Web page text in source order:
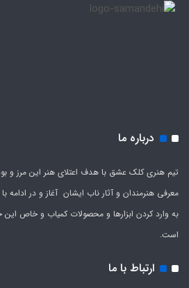
درباره ما
معرفی هنرمندان و آثار ناب ایشان آغاز و در ادامه با
به وارد کردن ابزارها و محصولات کمیاب و خاص این
است.
ارتباط با ما